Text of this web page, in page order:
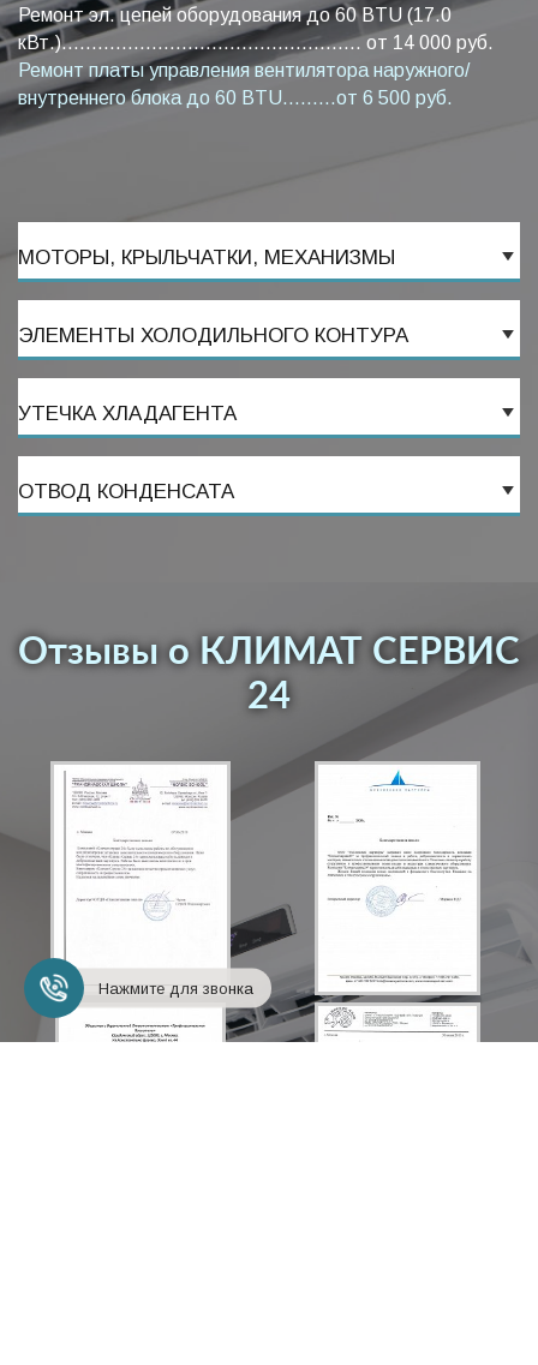
Ремонт эл. цепей оборудования до 60 BTU (17.0
кВт.).................................................. от 14 000 руб.
Ремонт платы управления вентилятора наружного/
внутреннего блока до 60 BTU.........от 6 500 руб.
МОТОРЫ, КРЫЛЬЧАТКИ, МЕХАНИЗМЫ
ЭЛЕМЕНТЫ ХОЛОДИЛЬНОГО КОНТУРА
УТЕЧКА ХЛАДАГЕНТА
ОТВОД КОНДЕНСАТА
Отзывы о КЛИМАТ СЕРВИС
24
Нажмите для звонка